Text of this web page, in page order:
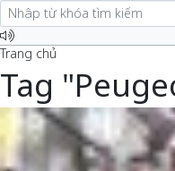
Trang chủ
Tag